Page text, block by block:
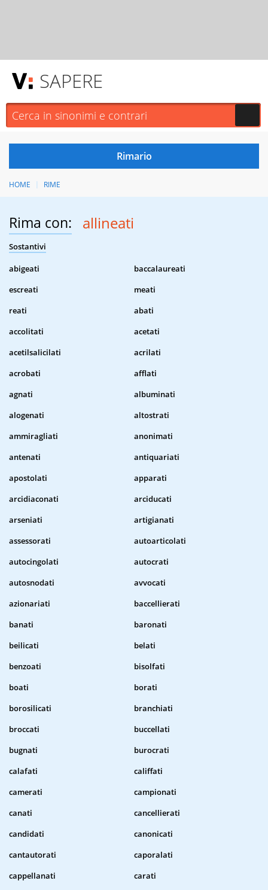
SAPERE
HOME RIME
Rima con: allineati
Sostantivi
abigeati
baccalaureati
escreati
meati
reati
abati
accolitati
acetati
acetilsalicilati
acrilati
acrobati
afflati
agnati
albuminati
alogenati
altostrati
ammiragliati
anonimati
antenati
antiquariati
apostolati
apparati
arcidiaconati
arciducati
arseniati
artigianati
assessorati
autoarticolati
autocingolati
autocrati
autosnodati
avvocati
azionariati
baccellierati
banati
baronati
beilicati
belati
benzoati
bisolfati
boati
borati
borosilicati
branchiati
broccati
buccellati
bugnati
burocrati
calafati
califfati
camerati
campionati
canati
cancellierati
candidati
canonicati
cantautorati
caporalati
cappellanati
carati